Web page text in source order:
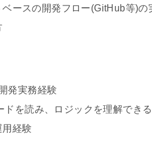
ベースの開発フロー(GitHub等)の
発実務経験
ドを読み、ロジックを理解でき
用経験